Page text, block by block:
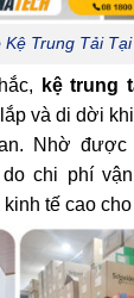
Kệ Trung Tải
kệ trung
và di dời
Nhờ
chi phí
tế cao